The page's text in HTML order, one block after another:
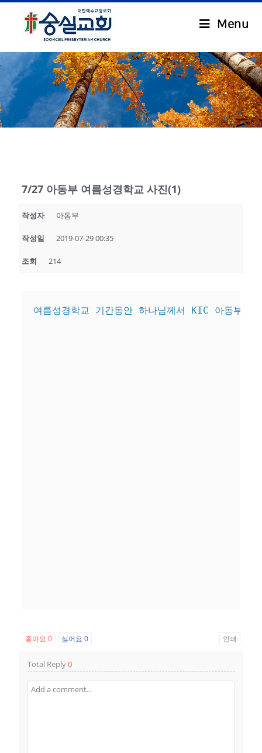
Menu
.
7/27 아동부 여름성경학교 사진(1)
작성자 아동부
작성일 2019-07-29 00:35
조회 214
여름성경학교 기간동안 하나님께서 KIC 아동부에
좋아요0 싫어요0 인쇄
Total Reply0